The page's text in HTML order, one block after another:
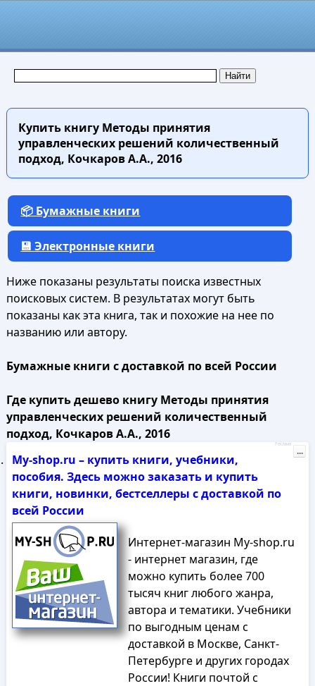
Купить книгуМетоды принятия
управленческих решений количественный
подход, Кочкаров А.А., 2016
📦 Бумажные книги
💾 Электронные книги
Ниже показаны результаты поиска известных
поисковых систем. В результатах могут быть
показаны как эта книга, так и похожие на нее по
названию или автору.
Бумажные книги с доставкой по всей России
Где купить дешево книгу Методы принятия
управленческих решений количественный
подход, Кочкаров А.А., 2016
My-shop.ru – купить книги, учебники,
пособия. Здесь можно заказать и купить
книги, новинки, бестселлеры с доставкой по
всей России
Интернет-магазин My-shop.ru
- интернет магазин, где
можно купить более 700
тысяч книг любого жанра,
автора и тематики. Учебники
по выгодным ценам с
доставкой в Москве, Санкт-
Петербурге и других городах
России! Книги почтой с
Реклама
...